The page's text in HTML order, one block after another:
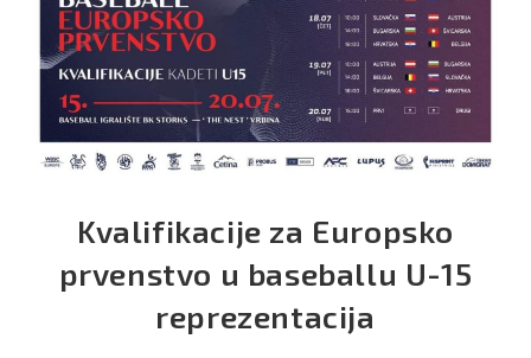
Kvalifikacije za Europsko
prvenstvo u baseballu U-15
reprezentacija